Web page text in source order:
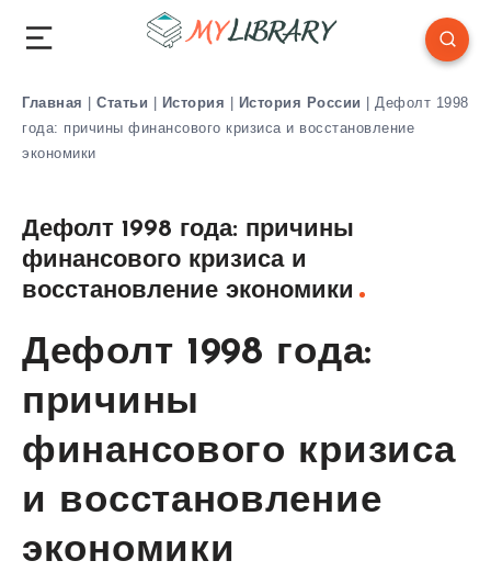
Главная | Статьи | История | История России | Дефолт 1998
года: причины финансового кризиса и восстановление
экономики
Дефолт 1998 года: причины
финансового кризиса и
восстановление экономики
Дефолт 1998 года:
причины
финансового кризиса
и восстановление
экономики